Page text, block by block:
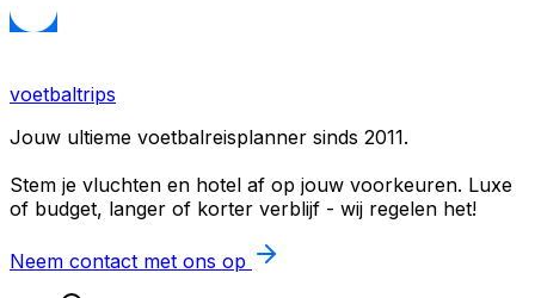
voetbaltrips
Jouw ultieme voetbalreisplanner sinds 2011.
Stem je vluchten en hotel af op jouw voorkeuren. Luxe
of budget, langer of korter verblijf - wij regelen het!
Neem contact met ons op